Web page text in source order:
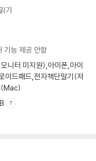
기
기능 제공 안함
니터 미지원),아이폰,아이
이드패드,전자책단말기(저